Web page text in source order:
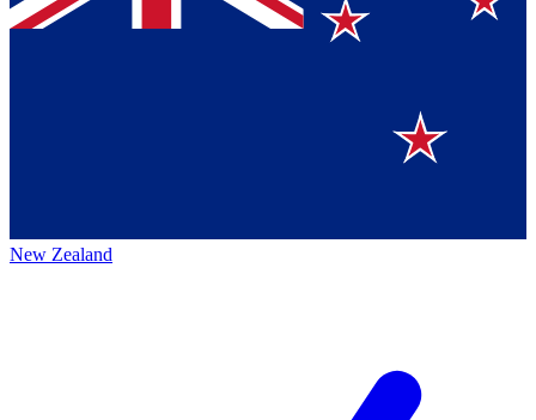
New Zealand